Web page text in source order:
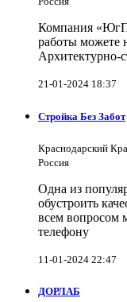
Компания
работы можете
Архитектурно-
21-01-2024 18:37
Стройка Без Забот
Краснодарский
Россия
Одна из
обустроить
всем вопросом
телефону
11-01-2024 22:47
ДОРЛАБ